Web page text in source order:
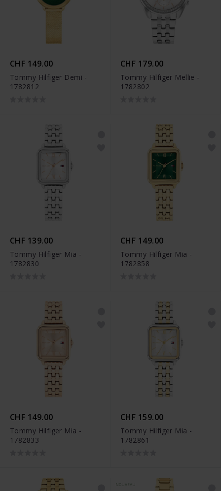
CHF 149.00
Tommy Hilfiger Demi -
1782812
CHF 179.00
Tommy Hilfiger Mellie -
1782802
CHF 139.00
Tommy Hilfiger Mia -
1782830
CHF 149.00
Tommy Hilfiger Mia -
1782858
CHF 149.00
Tommy Hilfiger Mia -
1782833
CHF 159.00
Tommy Hilfiger Mia -
1782861
NOUVEAU